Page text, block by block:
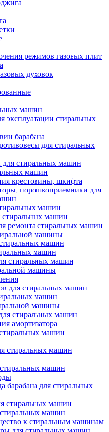
режимов газовых плит
духовок
машин
эксплуатации стиральных
барабана
для стиральных
для стиральных машин
машин
крестовины, шкифта
порошкоприемники для
машин
стиральных машин
ремонта стиральных машин
машины
машин
машин
стиральных машин
машины
для стиральных машин
машин
машины
стиральных машин
амортизатора
машин
стиральных машин
машин
барабана для стиральных
стиральных машин
машин
к стиральным машинам
для стиральных машин